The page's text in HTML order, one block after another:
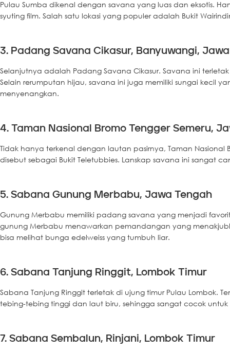
Pulau Sumba dikenal dengan savana yang luas dan eksotis.
syuting film. Salah satu lokasi yang populer adalah Bukit
3. Padang Savana Cikasur, Banyuwangi,
Selanjutnya adalah Padang Savana Cikasur. Savana ini
Selain rerumputan hijau, savana ini juga memiliki sungai kecil
menyenangkan.
4. Taman Nasional Bromo Tengger Semeru,
Tidak hanya terkenal dengan lautan pasirnya, Taman
disebut sebagai Bukit Teletubbies. Lanskap savana ini sangat
5. Sabana Gunung Merbabu, Jawa Tengah
Gunung Merbabu memiliki padang savana yang menjadi
gunung Merbabu menawarkan pemandangan yang
bisa melihat bunga edelweiss yang tumbuh liar.
6. Sabana Tanjung Ringgit, Lombok Timur
Sabana Tanjung Ringgit terletak di ujung timur Pulau Lombok.
tebing-tebing tinggi dan laut biru, sehingga sangat cocok
7. Sabana Sembalun, Rinjani, Lombok Timur